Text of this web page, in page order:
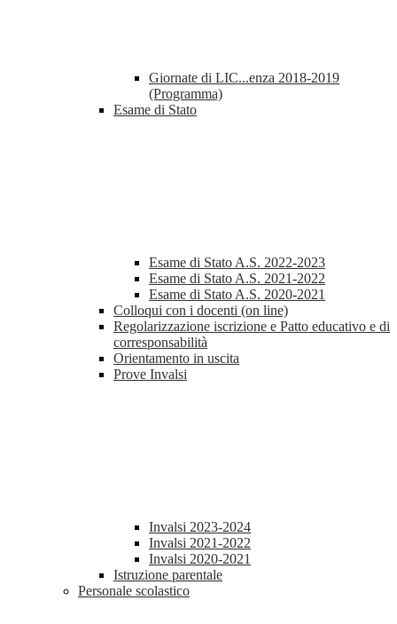
Giornate di LIC...enza 2018-2019
(Programma)
Esame di Stato
Esame di Stato A.S. 2022-2023
Esame di Stato A.S. 2021-2022
Esame di Stato A.S. 2020-2021
Colloqui con i docenti (on line)
Regolarizzazione iscrizione e Patto educativo e di
corresponsabilità
Orientamento in uscita
Prove Invalsi
Invalsi 2023-2024
Invalsi 2021-2022
Invalsi 2020-2021
Istruzione parentale
Personale scolastico